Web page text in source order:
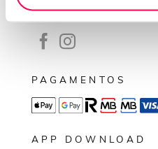
SEGUE-NOS
PAGAMENTOS
APP DOWNLOAD